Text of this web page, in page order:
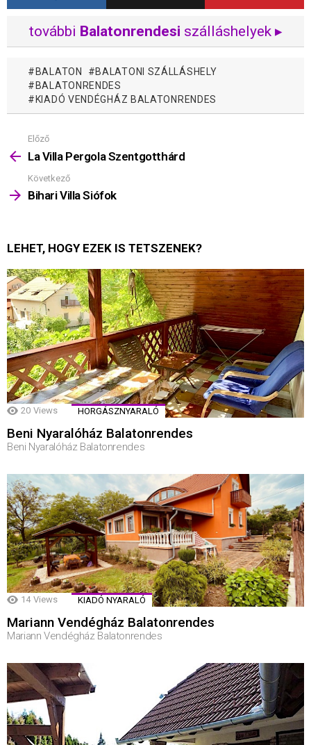
további Balatonrendesi szálláshelyek ▸
BALATON
BALATONI SZÁLLÁSHELY
BALATONRENDES
KIADÓ VENDÉGHÁZ BALATONRENDES
Mutass
többet
Előző
La Villa Pergola Szentgotthárd
Következő
Bihari Villa Siófok
LEHET, HOGY EZEK IS TETSZENEK?
20 Views HORGÁSZNYARALÓ
Beni Nyaralóház Balatonrendes
Beni Nyaralóház Balatonrendes
14 Views KIADÓ NYARALÓ
Mariann Vendégház Balatonrendes
Mariann Vendégház Balatonrendes